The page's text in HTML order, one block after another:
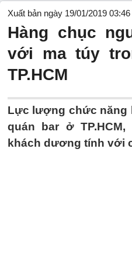
Xuất bản ngày 19/01/2019
Hàng chục
với ma túy
TP.HCM
Lực lượng chức năng
quán bar ở
khách dương tính với